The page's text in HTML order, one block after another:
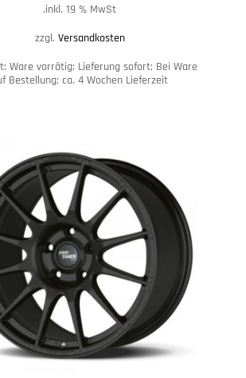
inkl. 19 % MwSt.
zzgl. Versandkosten
Ware vorrätig: Lieferung sofort; Bei Ware
Bestellung; ca. 4 Wochen Lieferzeit